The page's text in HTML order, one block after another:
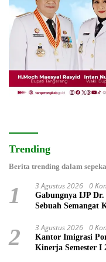
Trending
Berita trending dalam
1 3 Agustus 2026 0
Gabungnya IJP
Sebuah Semangat
2 3 Agustus 2026 0
Kantor Imigrasi
Kinerja Semester I